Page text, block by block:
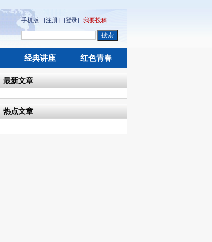
手机版 [注册] [登录] 我要投稿
经典讲座 红色青春
最新文章
热点文章